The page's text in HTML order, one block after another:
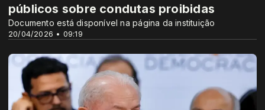
20/04/2026 • 09:19
públicos sobre condutas proibidas
Documento está disponível na página da instituição